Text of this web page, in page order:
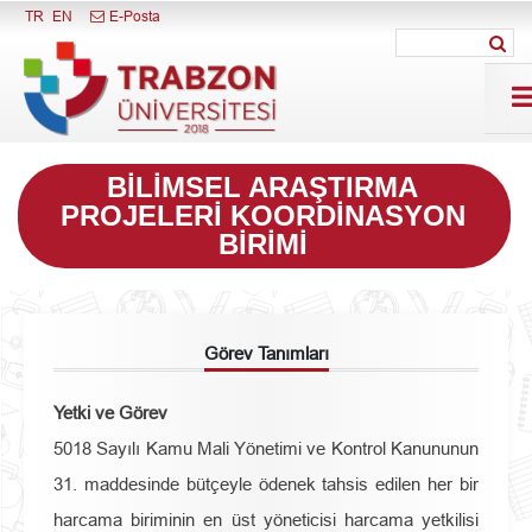
Menüyü Kapat
TR EN E-Posta
BILIMSEL ARAŞTIRMA
PROJELERI KOORDINASYON
BIRIMI
Görev Tanımları
Yetki ve Görev
5018 Sayılı Kamu Mali Yönetimi ve Kontrol Kanununun
31. maddesinde bütçeyle ödenek tahsis edilen her bir
harcama biriminin en üst yöneticisi harcama yetkilisi